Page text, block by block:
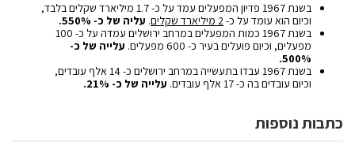
בשנת 1967 פדיון המפעלים עמד על כ- 1.7 מיליארד שקלים בלבד,
וכיום הוא עומד על כ-2 מיליארד שקלים . עליה של כ- 550%.
בשנת 1967 כמות המפעלים במרחב ירושלים עמדה על כ- 100
מפעלים, וכיום פועלים בעיר כ- 600 מפעלים.
עלייה של כ-
500%.
בשנת 1967 עבדו בתעשייה במרחב ירושלים כ- 14 אלף עובדים,
וכיום עובדים בה כ- 17 אלף עובדים.
עלייה של כ- 21%.
כתבות נוספות